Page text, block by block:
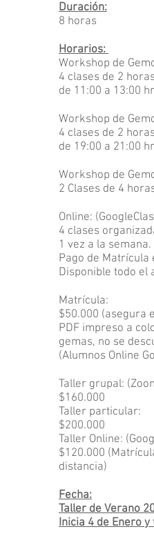
Duración:
8 horas
Horarios:
Workshop de
4 clases de 2
de 11:00 a 13:00
Workshop de
4 clases de 2
de 19:00 a 21:00
Workshop de
2 Clases de 4
Online:
4 clases
1 vez a la semana.
Pago de Matrícula
Disponible todo el
Matrícula:
$50.000 (asegura
PDF impreso a
gemas, no se
(Alumnos Online
Taller grupal:
$160.000
Taller particular:
$200.000
Taller Online:
$120.000
distancia)
Fecha:
Taller de Verano
Inicia 4 de Enero